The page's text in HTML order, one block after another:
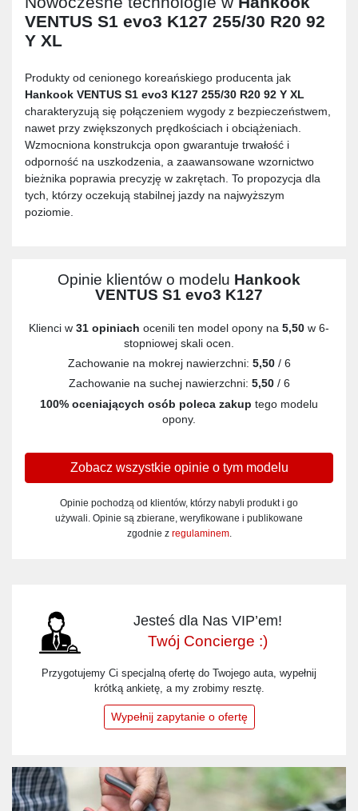
VENTUS S1 evo3 K127 255/30 R20 92
Y XL
Produkty od cenionego koreańskiego producenta jak
Hankook VENTUS S1 evo3 K127 255/30 R20 92 Y XL
charakteryzują się połączeniem wygody z bezpieczeństwem,
nawet przy zwiększonych prędkościach i obciążeniach.
Wzmocniona konstrukcja opon gwarantuje trwałość i
odporność na uszkodzenia, a zaawansowane wzornictwo
bieżnika poprawia precyzję w zakrętach. To propozycja dla
tych, którzy oczekują stabilnej jazdy na najwyższym
poziomie.
Opinie klientów o modelu Hankook
VENTUS S1 evo3 K127
Klienci w 31 opiniach ocenili ten model opony na 5,50 w 6-
stopniowej skali ocen.
Zachowanie na mokrej nawierzchni: 5,50/ 6
Zachowanie na suchej nawierzchni: 5,50/ 6
100% oceniających osób poleca zakup tego modelu
opony.
Zobacz wszystkie opinie o tym modelu
Opinie pochodzą od klientów, którzy nabyli produkt i go
używali. Opinie są zbierane, weryfikowane i publikowane
zgodnie z regulaminem.
Jesteś dla Nas VIP’em!
Twój Concierge :)
Przygotujemy Ci specjalną ofertę do Twojego auta, wypełnij
krótką ankietę, a my zrobimy resztę.
Wypełnij zapytanie o ofertę